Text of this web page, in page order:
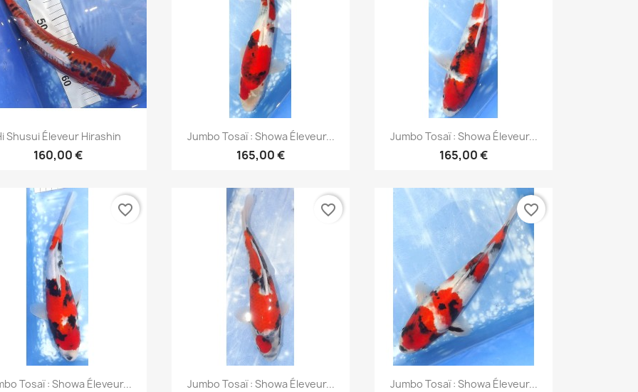
Aperçu rapide
Shusui Éleveur Hirashin
160,00 €
Aperçu rapide
Jumbo Tosaï : Showa Éleveur...
165,00 €
Aperçu rapide
Jumbo Tosaï : Showa Éleveur...
165,00 €
Aperçu rapide
Tosaï : Showa Éleveur...
favorite_border
Aperçu rapide
Jumbo Tosaï : Showa Éleveur...
favorite_border
Aperçu rapide
Jumbo Tosaï : Showa Éleveur...
favorite_border